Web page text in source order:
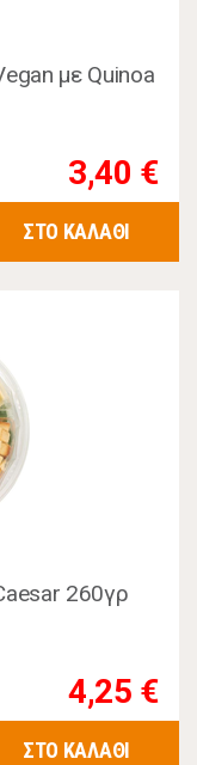
με Quinoa
3,40 €
ΣΤΟ ΚΑΛΑΘΙ
260γρ
4,25 €
ΣΤΟ ΚΑΛΑΘΙ